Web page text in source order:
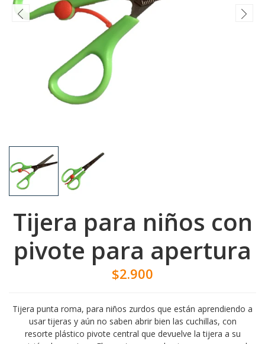
Tijera para niños con
pivote para apertura
$2.900
Tijera punta roma, para niños zurdos que están aprendiendo a
usar tijeras y aún no saben abrir bien las cuchillas, con
resorte plástico pivote central que devuelve la tijera a su